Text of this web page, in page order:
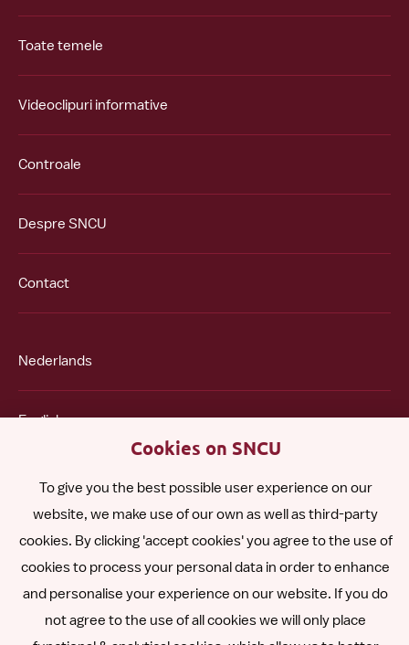
Toate temele
Videoclipuri informative
Controale
Despre SNCU
Contact
Nederlands
English
Español
Polski
Other languages
Cookies on SNCU
To give you the best possible user experience on our
website, we make use of our own as well as third-party
cookies. By clicking 'accept cookies' you agree to the use of
cookies to process your personal data in order to enhance
and personalise your experience on our website. If you do
not agree to the use of all cookies we will only place